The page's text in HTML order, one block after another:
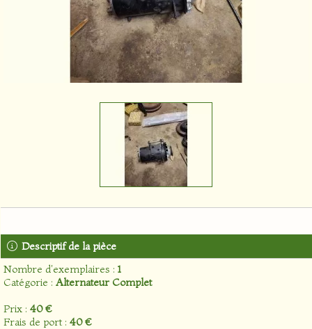
Descriptif de la pièce
Nombre d'exemplaires : 1
Catégorie : Alternateur Complet
Prix : 40 €
Frais de port : 40 €